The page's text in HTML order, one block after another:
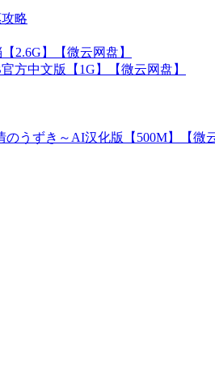
略
2.6G】【微云网盘】
方中文版【1G】【微云网盘】
うずき～AI汉化版【500M】【微